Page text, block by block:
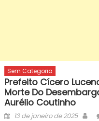
Sem Categoria
Prefeito Cícero
Morte Do
Aurélio Coutinho
Posted
13 de janeiro de 2025